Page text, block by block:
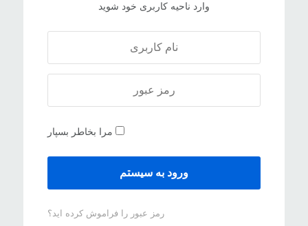
وارد ناحیه کاربری خود شوید
مرا بخاطر بسپار
رمز عبور را فراموش کرده اید؟